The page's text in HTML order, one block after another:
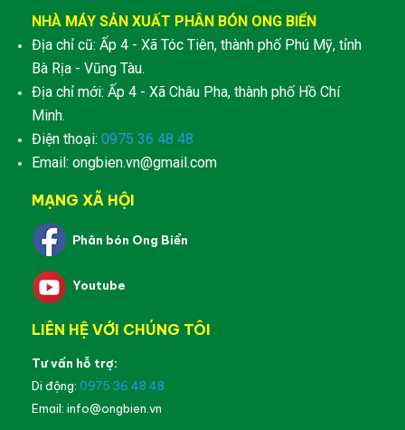
NHÀ MÁY SẢN XUẤT PHÂN BÓN ONG BIỂN
Địa chỉ cũ: Ấp 4 - Xã Tóc Tiên, thành phố Phú Mỹ, tỉnh
Bà Rịa - Vũng Tàu.
Địa chỉ mới: Ấp 4 - Xã Châu Pha, thành phố Hồ Chí
Minh.
Điện thoại: 0975 36 48 48
Email: ongbien.vn@gmail.com
MẠNG XÃ HỘI
Phân bón Ong Biển
Youtube
LIÊN HỆ VỚI CHÚNG TÔI
Tư vấn hỗ trợ:
Di động: 0975 36 48 48
Email: info@ongbien.vn